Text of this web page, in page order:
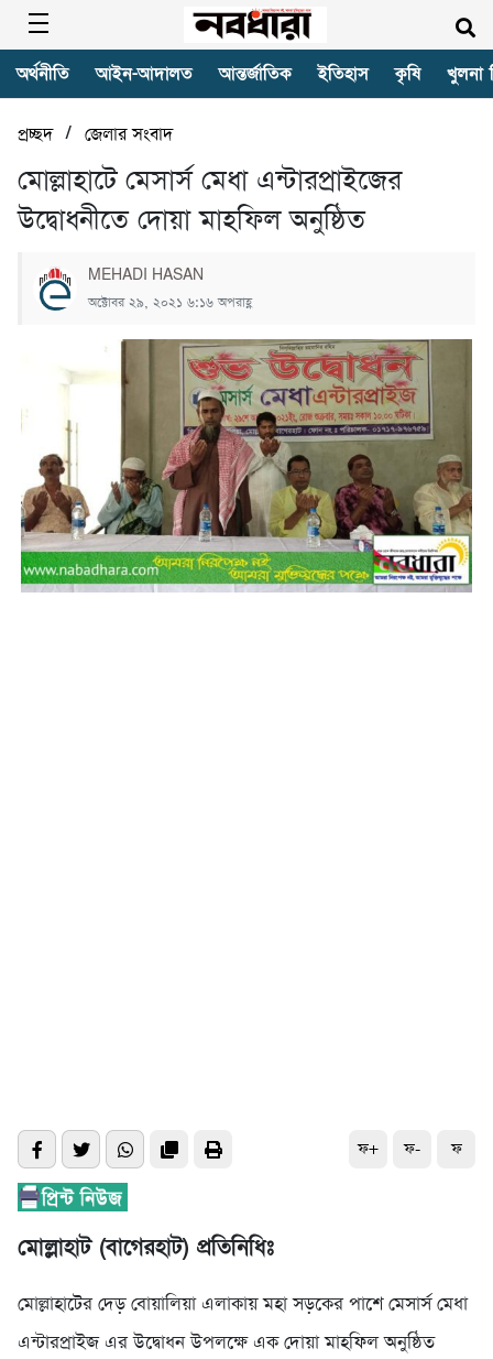
অর্থনীতি আইন-আদালত আন্তর্জাতিক ইতিহাস কৃষি খুলনা
প্রচ্ছদ/ জেলার সংবাদ
মোল্লাহাটে মেসার্স মেধা এন্টারপ্রাইজের
উদ্বোধনীতে দোয়া মাহফিল অনুষ্ঠিত
MEHADI HASAN
অক্টোবর ২৯, ২০২১ ৬:১৬ অপরাহ্ণ
ফ+ ফ- ফ
মোল্লাহাট (বাগেরহাট) প্রতিনিধিঃ
মোল্লাহাটের দেড় বোয়ালিয়া এলাকায় মহা সড়কের পাশে মেসার্স মেধা
এন্টারপ্রাইজ এর উদ্বোধন উপলক্ষে এক দোয়া মাহফিল অনুষ্ঠিত